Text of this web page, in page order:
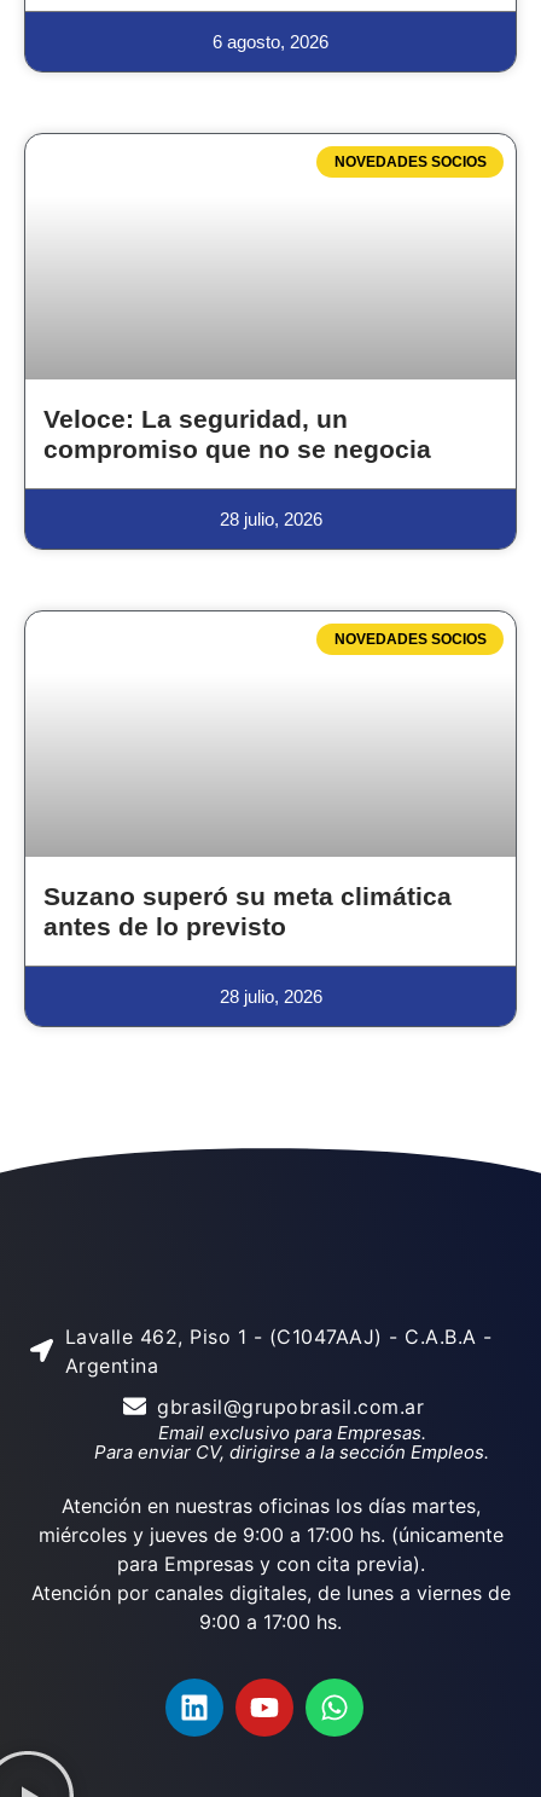
6 agosto, 2026
NOVEDADES SOCIOS
Veloce: La seguridad, un
compromiso que no se negocia
28 julio, 2026
NOVEDADES SOCIOS
Suzano superó su meta climática
antes de lo previsto
28 julio, 2026
Lavalle 462, Piso 1 - (C1047AAJ) - C.A.B.A -
Argentina
gbrasil@grupobrasil.com.ar
Email exclusivo para Empresas.
Para enviar CV, dirigirse a la sección Empleos.
Atención en nuestras oficinas los días martes,
miércoles y jueves de 9:00 a 17:00 hs. (únicamente
para Empresas y con cita previa).
Atención por canales digitales, de lunes a viernes de
9:00 a 17:00 hs.